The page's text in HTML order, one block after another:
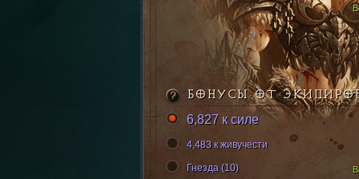
БОНУСЫ ОТ
6,827 к силе
4,483 к живучести
Гнезда (10)